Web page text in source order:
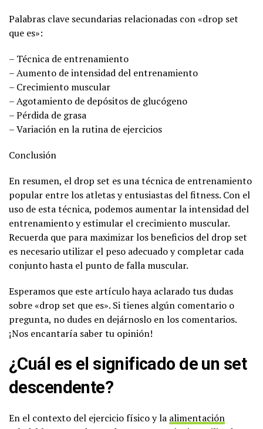
Palabras clave secundarias relacionadas con «drop set
que es»:
– Técnica de entrenamiento
– Aumento de intensidad del entrenamiento
– Crecimiento muscular
– Agotamiento de depósitos de glucógeno
– Pérdida de grasa
– Variación en la rutina de ejercicios
Conclusión
En resumen, el drop set es una técnica de entrenamiento
popular entre los atletas y entusiastas del fitness. Con el
uso de esta técnica, podemos aumentar la intensidad del
entrenamiento y estimular el crecimiento muscular.
Recuerda que para maximizar los beneficios del drop set
es necesario utilizar el peso adecuado y completar cada
conjunto hasta el punto de falla muscular.
Esperamos que este artículo haya aclarado tus dudas
sobre «drop set que es». Si tienes algún comentario o
pregunta, no dudes en dejárnoslo en los comentarios.
¡Nos encantaría saber tu opinión!
¿Cuál es el significado de un set
descendente?
En el contexto del ejercicio físico y la alimentación